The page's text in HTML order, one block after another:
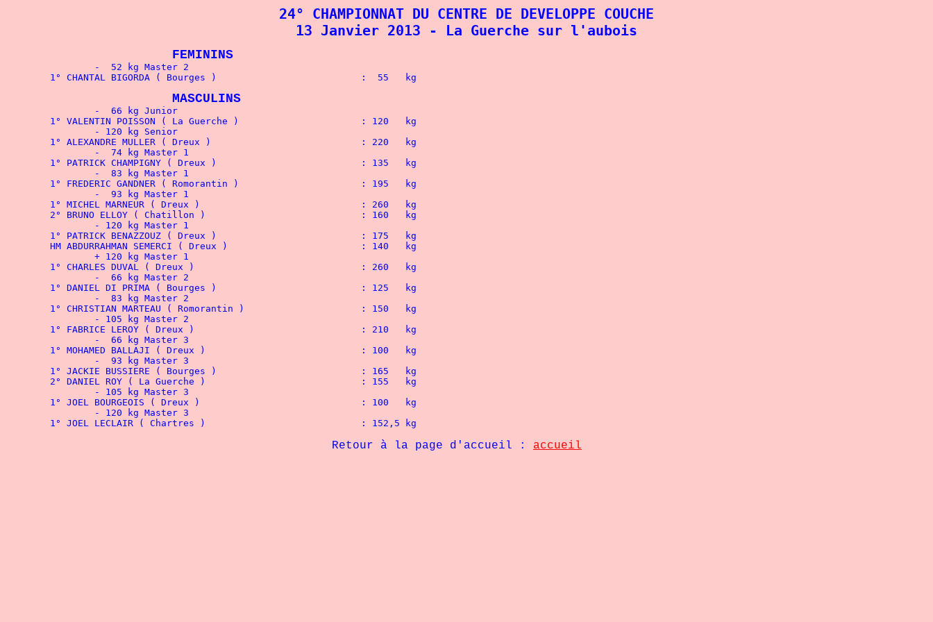
24° CHAMPIONNAT DU CENTRE DE DEVELOPPE COUCHE
13 Janvier 2013 - La Guerche sur l'aubois
FEMININS
		-  52 kg Master 2
:  55   kg
MASCULINS
		-  66 kg Junior
	1° VALENTIN POISSON ( La Guerche )			: 120   kg
		- 120 kg Senior
	1° ALEXANDRE MULLER ( Dreux )				: 220   kg
		-  74 kg Master 1
	1° PATRICK CHAMPIGNY ( Dreux )				: 135   kg
		-  83 kg Master 1
	1° FREDERIC GANDNER ( Romorantin )			: 195   kg
		-  93 kg Master 1
	1° MICHEL MARNEUR ( Dreux )				: 260   kg
	2° BRUNO ELLOY ( Chatillon )				: 160   kg
		- 120 kg Master 1
	1° PATRICK BENAZZOUZ ( Dreux )				: 175   kg
	HM ABDURRAHMAN SEMERCI ( Dreux )			: 140   kg
		+ 120 kg Master 1
	1° CHARLES DUVAL ( Dreux )				: 260   kg
		-  66 kg Master 2
	1° DANIEL DI PRIMA ( Bourges )				: 125   kg
		-  83 kg Master 2
	1° CHRISTIAN MARTEAU ( Romorantin )			: 150   kg
		- 105 kg Master 2
	1° FABRICE LEROY ( Dreux )				: 210   kg
		-  66 kg Master 3
	1° MOHAMED BALLAJI ( Dreux )				: 100   kg
		-  93 kg Master 3
	1° JACKIE BUSSIERE ( Bourges )				: 165   kg
	2°
DANIEL ROY ( La Guerche )				: 155   kg
		- 105 kg Master 3
	1° JOEL BOURGEOIS ( Dreux )				: 100   kg
		- 120 kg Master 3
	1° JOEL LECLAIR ( Chartres )				: 152,5 kg
Retour à la page d'accueil : accueil